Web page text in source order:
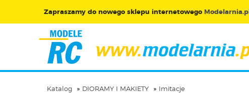
Zapraszamy do nowego sklepu internetowego Modelarnia.pl
Katalog DIORAMY I MAKIETY Imitacje